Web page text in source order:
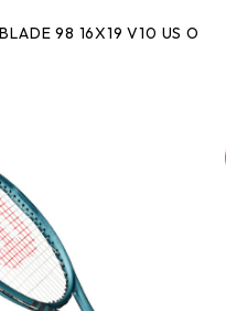
98 16X19 V10 US O